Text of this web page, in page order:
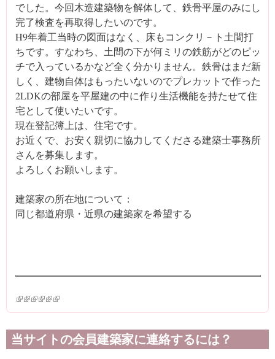
でした。今回木造建築物を解体して、鉄骨平屋のみにし
完了検査を再取得したいのです。
H9年着工当時の図面はなく、床もコンクリ－ト土間打
ちです。すなわち、土間の下が何ミリの鉄筋がどのピッ
チで入っているかなど全く分かりません。鉄骨はまだ新
しく、建物自体はもったいないのでプレカットで作った
2LDKの部屋を平屋建の中に作り生活機能を持たせて住
宅として使いたいです。
現在登記簿上は、住宅です。
お近くで、お安く親切に協力してくださる建築士事務所
さんを募集します。
よろしくお願いします。
建築家の所在地について：
同じ都道府県・近県の建築家を希望する
(link is external)
(link is external)
(link is external)
(link is external)
(link is external)
(link is external)
当サイトの会員建築家に連絡するには？